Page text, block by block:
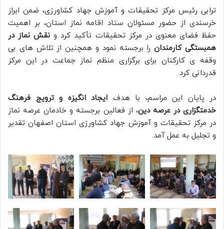
ترابی رئیس مرکز تحقیقات و آموزش جهاد کشاورزی، ضمن ابراز
خرسندی از حضور مسئولان ستاد اقامه نماز استان، بر اهمیت
حفظ فضای معنوی در مرکز تحقیقات تأکید کرد ونقش نماز در
همبستگی کارمندانرا برجسته نمود و همچنین از تلاش های بی
وقفه ی کارکنان برای برگزاری منظم نماز جماعت در این مرکز
قدردانی کرد.
در پایان این مراسم، با هدف ایجاد انگیزه و ترویج فرهنگ
خدمتگزاری در عرصه دین، از فعالین برجسته و خادمان عرصه نماز
در مرکز تحقیقات و آموزش جهاد کشاورزی استان اصفهان تقدیر
و تجلیل به عمل آمد.